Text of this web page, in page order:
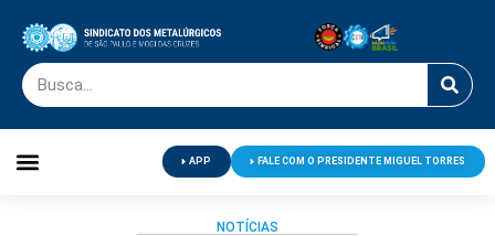
APP FALE COM O PRESIDENTE MIGUEL TORRES
NOTÍCIAS